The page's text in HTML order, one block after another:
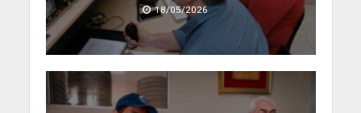
18/05/2026